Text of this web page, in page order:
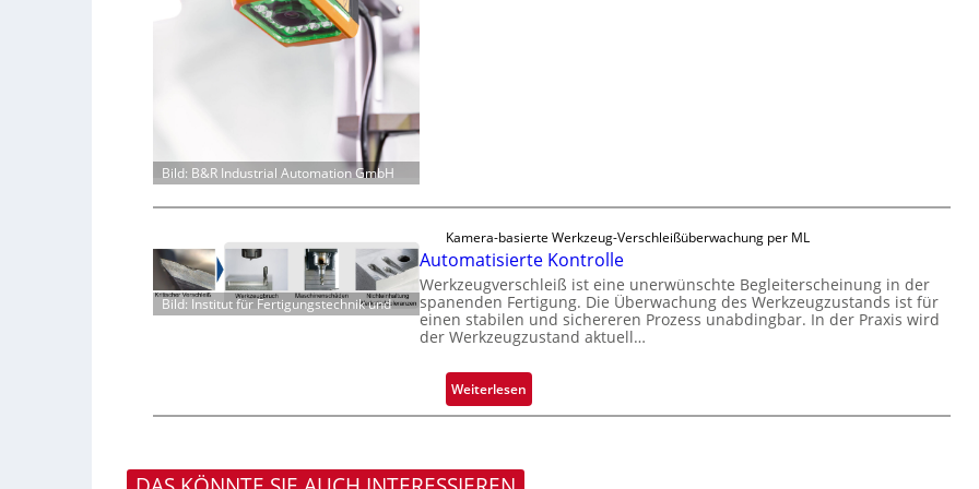
s
Bild: B&R Industrial Automation GmbH
e
u
c
k
m
r
k
Bild: Institut für Fertigungstechnik und
Kamera-basierte Werkzeug-Verschleißüberwachung per ML
Automatisierte Kontrolle
Werkzeugverschleiß ist eine unerwünschte Begleiterscheinung in der
spanenden Fertigung. Die Überwachung des Werkzeugzustands ist für
einen stabilen und sichereren Prozess unabdingbar. In der Praxis wird
der Werkzeugzustand aktuell…
Weiterlesen:
A